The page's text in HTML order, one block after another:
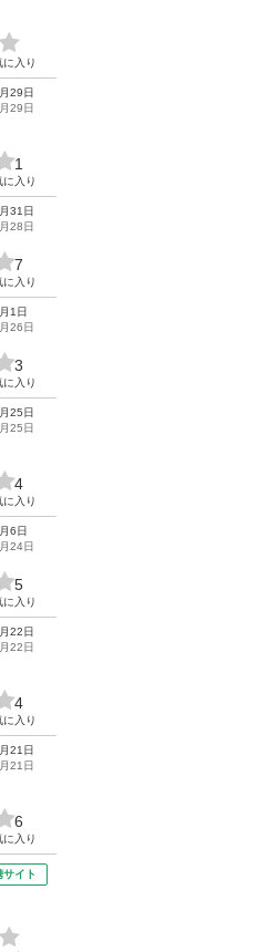
に入り
29日
29日
1
に入り
31日
28日
7
に入り
1日
26日
3
に入り
25日
25日
4
に入り
6日
24日
5
に入り
22日
22日
4
に入り
21日
21日
6
に入り
サイト